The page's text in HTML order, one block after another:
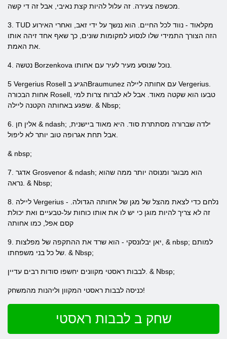
3. TUD מקלאוד - נווד לכל החיים. הוא ננשך על ידי זאב, ואחרי האירוע
הזה הצורך התמידי שלו לנסוע למקומות שונים, כך שאף אחד זיהה אותו
5 Vergerius Rosell הגיע בBraumunez עם אחותה ליילה Vergerius.
אחות הבכורה Rosell, טבעו הוא שקטה מאוד. אבל לא לברוח צרות למי
שפגע באחותה הקטנה ליילה. & Nbsp;
6. אלין חן & ndash; ילדה שברורה מסתתרת סוד. היא מאוד ביישנית,
& nbsp;
7. אדגר Grosvenor & ndash; הוא מבוגר ומנוסה יותר ממה שהוא
נראה. & Nbsp;
8. ליילה Vergerius - נלחם כדי לצאת מהצל של מגן של אחותה הגדולה.
זה לא צריך להיות מוגן כי יש לו את אותו כוחות על-טבעיים ואת יכולת
קסם אפל, כמו אחותה
9. יאן יבלונסקי - הוא שרד את ההתקפה של מפלצות, & nbsp; למותם
של כל בני משפחתו. & Nbsp;
לבבות ראסטי מקוונים יחשפו סודות רבים עדיין. & Nbsp;
כניסה לבבות ראסטי המקוון וליהנות מהמשחק!
שחק ב לבבות ראסטי